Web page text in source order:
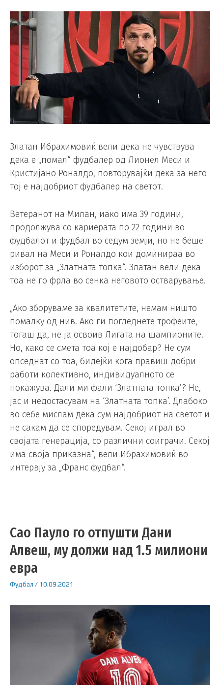
Златан Ибрахимовиќ вели дека не чувствува
дека е „помал“ фудбалер од Лионел Меси и
Кристијано Роналдо, повторувајќи дека за него
тој е најдобриот фудбалер на светот.
Ветеранот на Милан, иако има 39 години,
продолжува со кариерата по 22 години во
фудбалот и фудбал во седум земји, но не беше
ривал на Меси и Роналдо кои доминираа во
изборот за „Златната топка“. Златан вели дека
тоа не го фрла во сенка неговото остварување.
„Ако зборуваме за квалитетите, немам ништо
помалку од нив. Ако ги погледнете трофеите,
тогаш да, не ја освоив Лигата на шампионите.
Но, како се смета тоа кој е најдобар? Не сум
опседнат со тоа, бидејќи кога правиш добри
работи колективно, индивидуалното се
покажува. Дали ми фали ‘Златната топка’? Не,
јас и недостасувам на ‘Златната топка’. Длабоко
во себе мислам дека сум најдобриот на светот и
не сакам да се споредувам. Секој играл во
својата генерација, со различни соиграчи. Секој
има своја приказна“, вели Ибрахимовиќ во
интервју за „Франс фудбал“.
Сао Пауло го отпушти Дани
Алвеш, му должи над 1.5 милиони
евра
Фудбал / 10.09.2021